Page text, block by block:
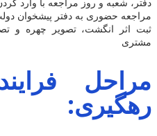
مراجعه حضوری به دفتر پیشخوان
ثبت اثر انگشت، تصویر چهره و
مشتری
مراحل
رهگیری: